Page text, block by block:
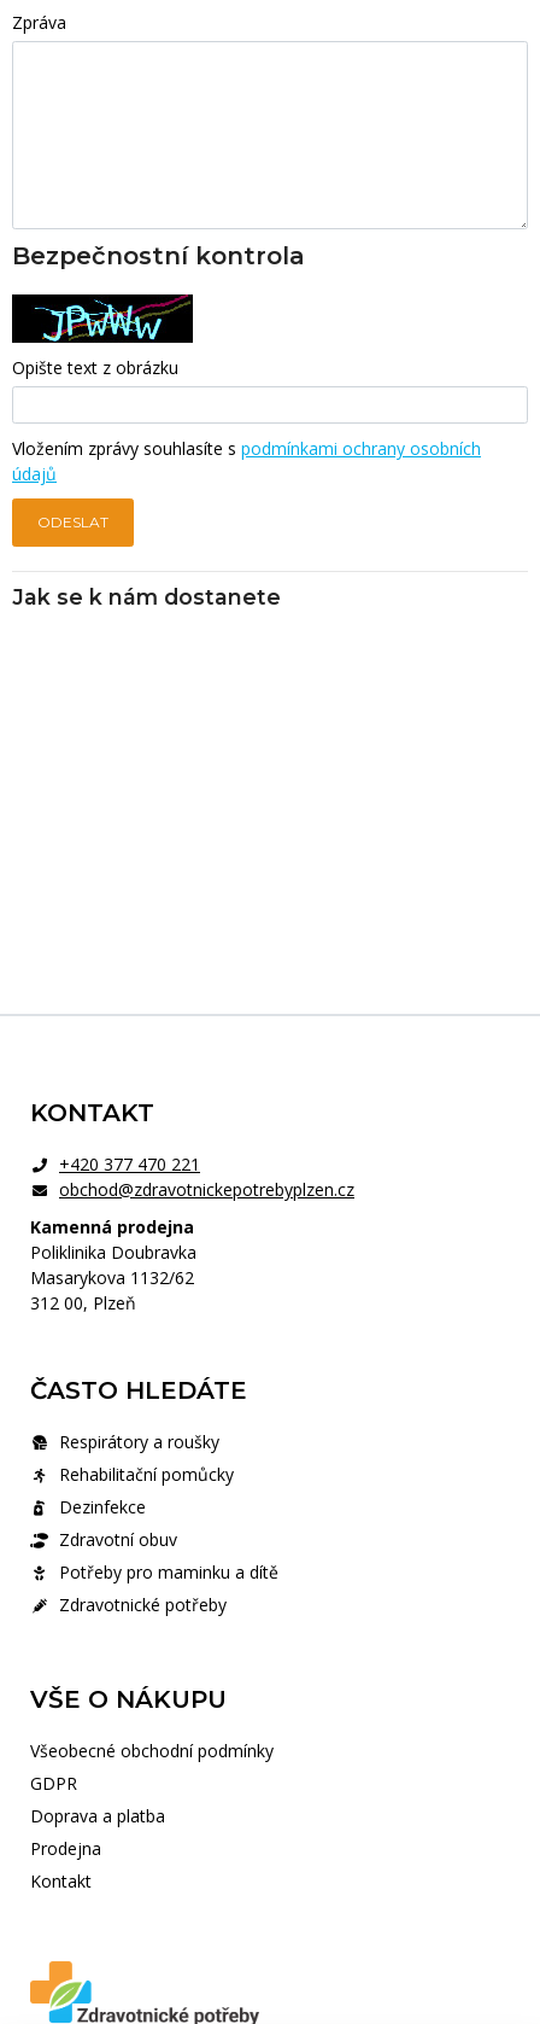
Zpráva
Bezpečnostní kontrola
Opište text z obrázku
Vložením zprávy souhlasíte s podmínkami ochrany osobních
údajů
ODESLAT
Jak se k nám dostanete
KONTAKT
+420 377 470 221
obchod@zdravotnickepotrebyplzen.cz
Kamenná prodejna
Poliklinika Doubravka
Masarykova 1132/62
312 00, Plzeň
ČASTO HLEDÁTE
Respirátory a roušky
Rehabilitační pomůcky
Dezinfekce
Zdravotní obuv
Potřeby pro maminku a dítě
Zdravotnické potřeby
VŠE O NÁKUPU
Všeobecné obchodní podmínky
GDPR
Doprava a platba
Prodejna
Kontakt